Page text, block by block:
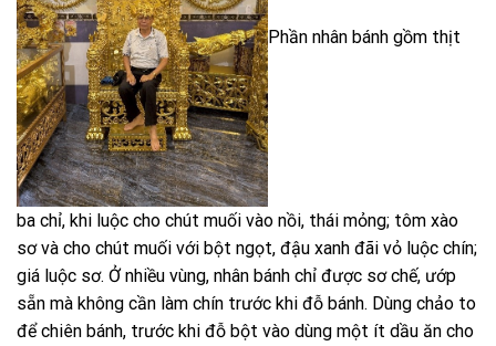
Phần nhân bánh gồm thịt
ba chỉ, khi luộc cho chút muối vào nồi, thái mỏng; tôm xào
sơ và cho chút muối với bột ngọt, đậu xanh đãi vỏ luộc chín;
giá luộc sơ. Ở nhiều vùng, nhân bánh chỉ được sơ chế, ướp
sẵn mà không cần làm chín trước khi đỗ bánh. Dùng chảo to
để chiên bánh, trước khi đỗ bột vào dùng một ít dầu ăn cho